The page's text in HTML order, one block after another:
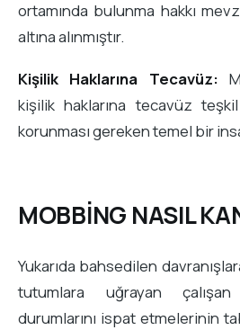
ortamında bulunma hakkı
altına alınmıştır.
Kişilik Haklarına Tecavüz:
kişilik haklarına tecavüz
korunması gereken temel bir
MOBBİNG NASIL
Yukarıda bahsedilen
tutumlara uğrayan çalışan
durumlarını ispat etmelerinin